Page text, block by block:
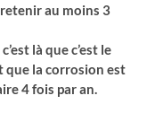
au moins 3
là que c’est le
que la corrosion est
4 fois par an.